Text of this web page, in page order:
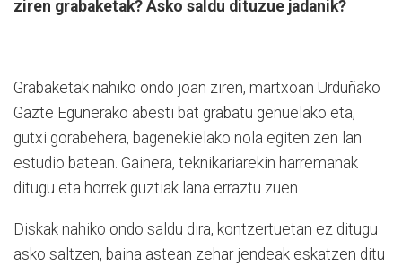
ziren grabaketak? Asko saldu dituzue jadanik?
Grabaketak nahiko ondo joan ziren, martxoan Urduñako
Gazte Egunerako abesti bat grabatu genuelako eta,
gutxi gorabehera, bagenekielako nola egiten zen lan
estudio batean. Gainera, teknikariarekin harremanak
ditugu eta horrek guztiak lana erraztu zuen.
Diskak nahiko ondo saldu dira, kontzertuetan ez ditugu
asko saltzen, baina astean zehar jendeak eskatzen ditu